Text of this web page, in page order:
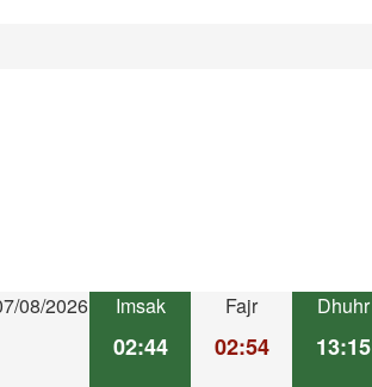
08/2026 Imsak
02:44
Fajr
02:54
Dhuhr
13:15